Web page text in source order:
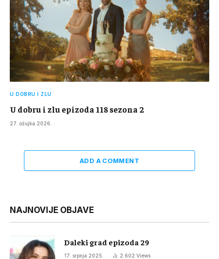
U DOBRU I ZLU
U dobru i zlu epizoda 118 sezona 2
27. ožujka 2026.
ADD A COMMENT
NAJNOVIJE OBJAVE
Daleki grad epizoda 29
17. srpnja 2025. 2.602 Views